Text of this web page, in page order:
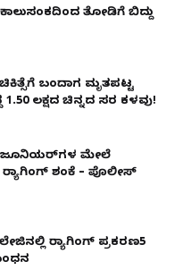
ತೋಡಿಗೆ ಬಿದ್ದು
ಬಂದಾಗ ಮೃತಪಟ್ಟ
ಲಕ್ಷದ ಚಿನ್ನದ ಸರ ಕಳವು!
ಜೂನಿಯರ್‌ಗಳ ಮೇಲೆ
ಶಂಕೆ – ಪೊಲೀಸ್
ರ‌್ಯಾಗಿಂಗ್ ಪ್ರಕರಣ5